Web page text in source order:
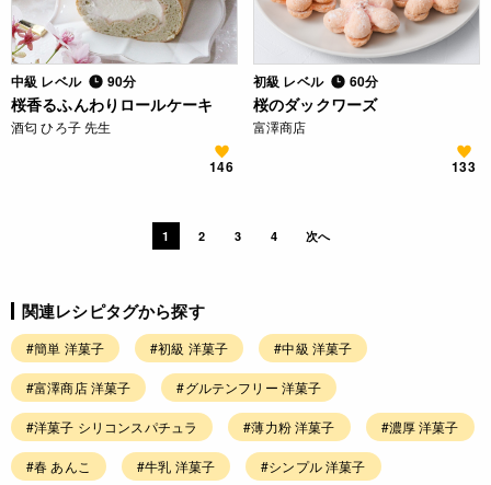
中級 レベル 90分
桜香るふんわりロールケーキ
酒匂 ひろ子 先生
146
初級 レベル 60分
桜のダックワーズ
富澤商店
133
1 2 3 4 次へ
関連レシピタグから探す
#簡単 洋菓子 #初級 洋菓子 #中級 洋菓子
#富澤商店 洋菓子 #グルテンフリー 洋菓子
#洋菓子 シリコンスパチュラ #薄力粉 洋菓子 #濃厚 洋菓子
#春 あんこ #牛乳 洋菓子 #シンプル 洋菓子